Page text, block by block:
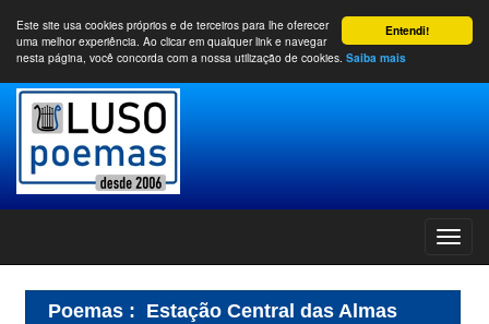
Entendi!
Este site usa cookies próprios e de terceiros para lhe oferecer
uma melhor experiência. Ao clicar em qualquer link e navegar
nesta página, você concorda com a nossa utilização de cookies. Saiba mais
Poemas : Estação Central das Almas